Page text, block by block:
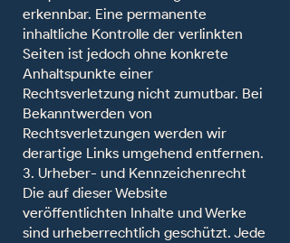
erkennbar. Eine permanente
inhaltliche Kontrolle der verlinkten
Seiten ist jedoch ohne konkrete
Anhaltspunkte einer
Rechtsverletzung nicht zumutbar. Bei
Bekanntwerden von
Rechtsverletzungen werden wir
derartige Links umgehend entfernen.
3. Urheber- und Kennzeichenrecht
Die auf dieser Website
veröffentlichten Inhalte und Werke
sind urheberrechtlich geschützt. Jede